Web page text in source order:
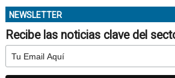
NEWSLETTER
Recibe las noticias clave del